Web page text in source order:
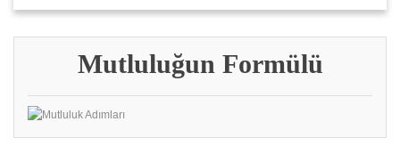
Mutluluğun Formülü